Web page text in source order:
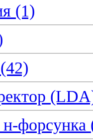
(1)
форсунка